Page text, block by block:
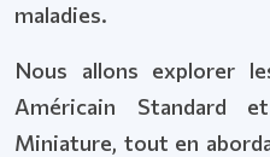
maladies.
Nous allons explorer
Américain Standard
Miniature, tout en